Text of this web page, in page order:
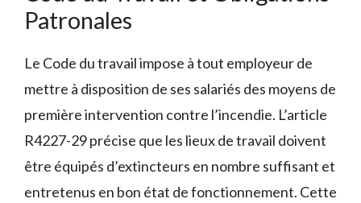
Patronales
Le Code du travail impose à tout employeur de
mettre à disposition de ses salariés des moyens de
première intervention contre l’incendie. L’article
R4227-29 précise que les lieux de travail doivent
être équipés d’extincteurs en nombre suffisant et
entretenus en bon état de fonctionnement. Cette